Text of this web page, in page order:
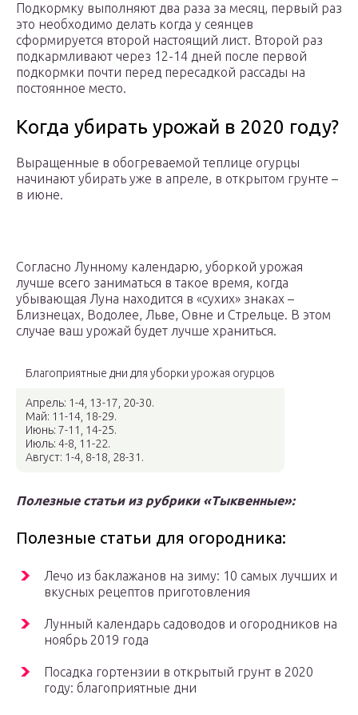
Подкормку выполняют два раза за месяц, первый раз
это необходимо делать когда у сеянцев
сформируется второй настоящий лист. Второй раз
подкармливают через 12-14 дней после первой
подкормки почти перед пересадкой рассады на
постоянное место.
Когда убирать урожай в 2020 году?
Выращенные в обогреваемой теплице огурцы
начинают убирать уже в апреле, в открытом грунте –
в июне.
Согласно Лунному календарю, уборкой урожая
лучше всего заниматься в такое время, когда
убывающая Луна находится в «сухих» знаках –
Близнецах, Водолее, Льве, Овне и Стрельце. В этом
случае ваш урожай будет лучше храниться.
Благоприятные дни для уборки урожая огурцов
Апрель: 1-4, 13-17, 20-30.
Май: 11-14, 18-29.
Июнь: 7-11, 14-25.
Июль: 4-8, 11-22.
Август: 1-4, 8-18, 28-31.
Полезные статьи из рубрики «Тыквенные»:
Полезные статьи для огородника:
Лечо из баклажанов на зиму: 10 самых лучших и
вкусных рецептов приготовления
Лунный календарь садоводов и огородников на
ноябрь 2019 года
Посадка гортензии в открытый грунт в 2020
году: благоприятные дни